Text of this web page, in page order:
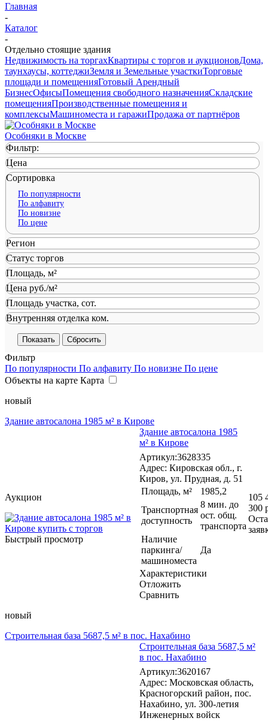
Главная
-
Каталог
-
Отдельно стоящие здания
Недвижимость на торгахКвартиры с торгов и аукционовДома,
таунхаусы, коттеджиЗемля и Земельные участкиТорговые
площади и помещенияГотовый Арендный
БизнесОфисыПомещения свободного назначенияСкладские
помещенияПроизводственные помещения и
комплексыМашиноместа и гаражиПродажа от партнёров
Особняки в Москве
Фильтр:
Цена
Сортировка
По популярности
По алфавиту
По новизне
По цене
Регион
Статус торгов
Площадь, м²
Цена руб./м²
Площадь участка, сот.
Внутренняя отделка ком.
Сбросить
Фильтр
По популярности По алфавиту По новизне По цене
Объекты на карте Карта
новый
Здание автосалона 1985 м² в Кирове
Аукцион
Быстрый просмотр
Здание автосалона 1985
м² в Кирове
Артикул:3628335
Адрес: Кировская обл., г.
Киров, ул. Прудная, д. 51
Площадь, м²
1985,2
Транспортная
доступность
8 мин. до
ост. общ.
транспорта
Наличие
паркинга/
машиноместа
Да
Характеристики
Отложить
Сравнить
105
300
новый
Строительная база 5687,5 м² в пос. Нахабино
Строительная база 5687,5 м²
в пос. Нахабино
Артикул:3620167
Адрес: Московская область,
Красногорский район, пос.
Нахабино, ул. 300-летия
Инженерных войск